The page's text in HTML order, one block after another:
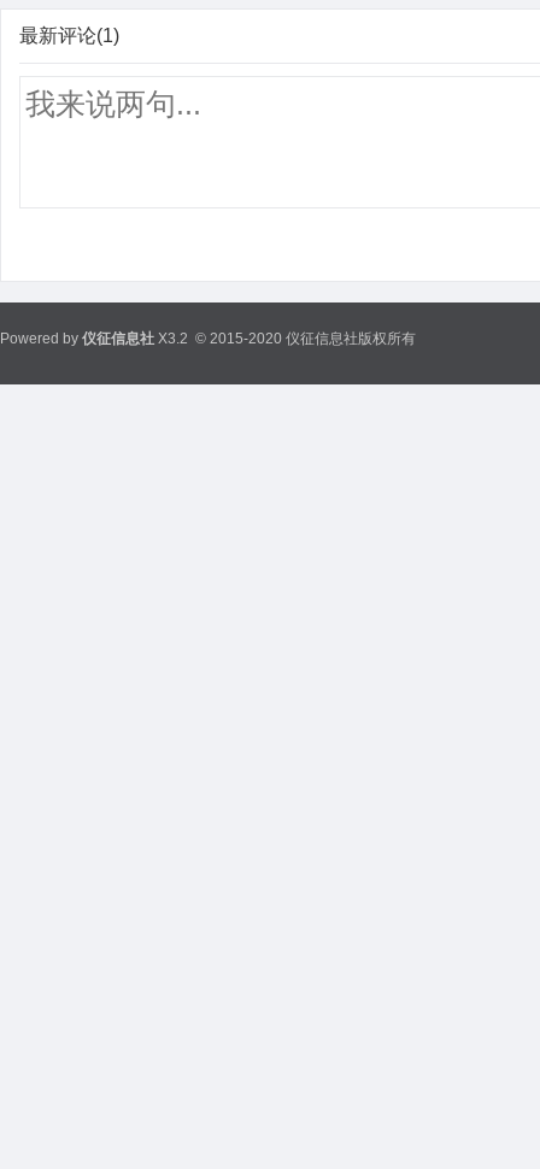
最新评论(1)
Powered by 仪征信息社 X3.2 © 2015-2020 仪征信息社版权所有